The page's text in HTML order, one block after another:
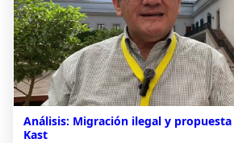
Análisis: Migración ilegal y
Kast